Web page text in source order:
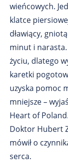
wieńcowych.
klatce
dławiący,
minut i narasta.
życiu, dlatego
karetki
uzyska pomoc
mniejsze –
Heart of Poland.
Doktor Hubert
mówił o
serca.